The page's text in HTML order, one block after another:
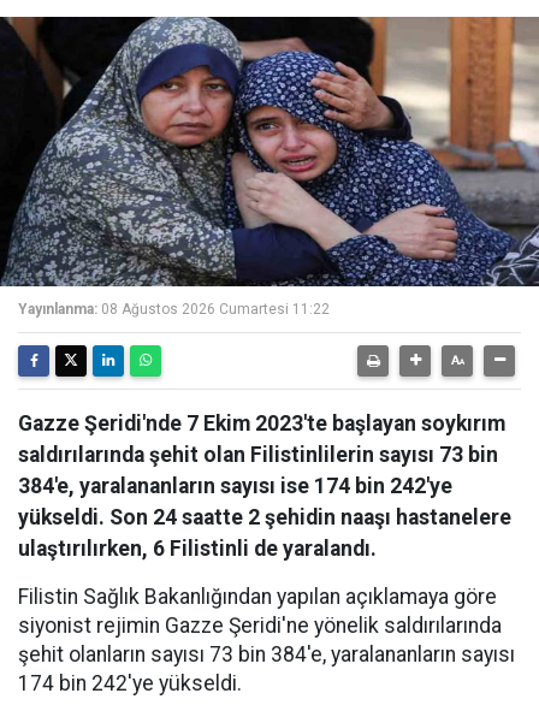
Yayınlanma: 08 Ağustos 2026 Cumartesi 11:22
Gazze Şeridi'nde 7 Ekim 2023'te başlayan soykırım
saldırılarında şehit olan Filistinlilerin sayısı 73 bin
384'e, yaralananların sayısı ise 174 bin 242'ye
yükseldi. Son 24 saatte 2 şehidin naaşı hastanelere
ulaştırılırken, 6 Filistinli de yaralandı.
Filistin Sağlık Bakanlığından yapılan açıklamaya göre
siyonist rejimin Gazze Şeridi'ne yönelik saldırılarında
şehit olanların sayısı 73 bin 384'e, yaralananların sayısı
174 bin 242'ye yükseldi.